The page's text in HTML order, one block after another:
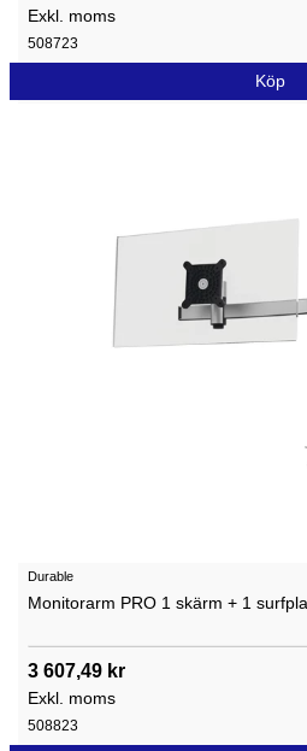
Exkl. moms
508723
Köp
Durable
Monitorarm PRO 1 skärm + 1
3 607,49 kr
Exkl. moms
508823